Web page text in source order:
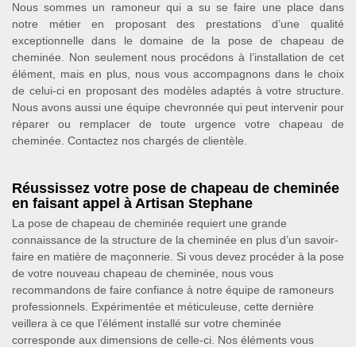
Nous sommes un ramoneur qui a su se faire une place dans
notre métier en proposant des prestations d’une qualité
exceptionnelle dans le domaine de la pose de chapeau de
cheminée. Non seulement nous procédons à l’installation de cet
élément, mais en plus, nous vous accompagnons dans le choix
de celui-ci en proposant des modèles adaptés à votre structure.
Nous avons aussi une équipe chevronnée qui peut intervenir pour
réparer ou remplacer de toute urgence votre chapeau de
cheminée. Contactez nos chargés de clientèle.
Réussissez votre pose de chapeau de cheminée
en faisant appel à Artisan Stephane
La pose de chapeau de cheminée requiert une grande
connaissance de la structure de la cheminée en plus d’un savoir-
faire en matière de maçonnerie. Si vous devez procéder à la pose
de votre nouveau chapeau de cheminée, nous vous
recommandons de faire confiance à notre équipe de ramoneurs
professionnels. Expérimentée et méticuleuse, cette dernière
veillera à ce que l’élément installé sur votre cheminée
corresponde aux dimensions de celle-ci. Nos éléments vous